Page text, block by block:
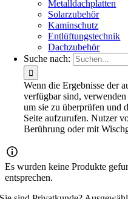
Metalldachplatten
Solarzubehör
Kaminschutz
Entlüftungstechnik
Dachzubehör
Suche nach:
Wenn die Ergebnisse der
verfügbar sind,
um sie zu überprüfen und
Seite aufzurufen. Nutzer
Berührung oder mit
Es wurden keine Produkte
entsprechen.